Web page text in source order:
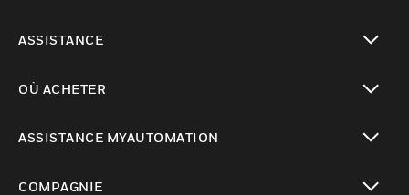
ASSISTANCE
OÙ ACHETER
ASSISTANCE MYAUTOMATION
COMPAGNIE